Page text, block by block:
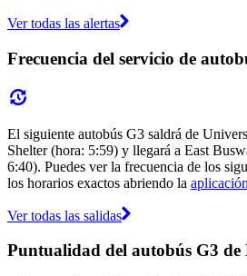
Ver todas las alertas
Frecuencia del servicio de
El siguiente autobús G3 saldrá de
Shelter (hora: 5:59) y llegará a East
6:40). Puedes ver la frecuencia de los
los horarios exactos abriendo la
Ver todas las salidas
Puntualidad del autobús G3 de